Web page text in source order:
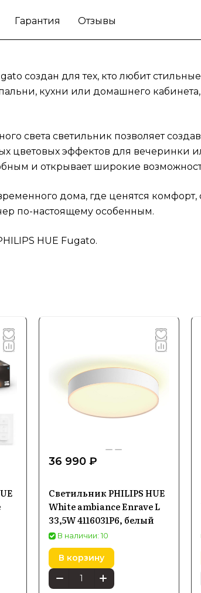
Гарантия Отзывы
создан для тех, кто любит
кухни или домашнего
света светильник позволяет
эффектов для вечеринки
и открывает широкие
дома, где ценятся
по-настоящему особенным.
HUE Fugato.
36 990 ₽
Светильник PHILIPS HUE
White ambiance Enrave L
33,5W 4116031P6, белый
В наличии: 10
В корзину